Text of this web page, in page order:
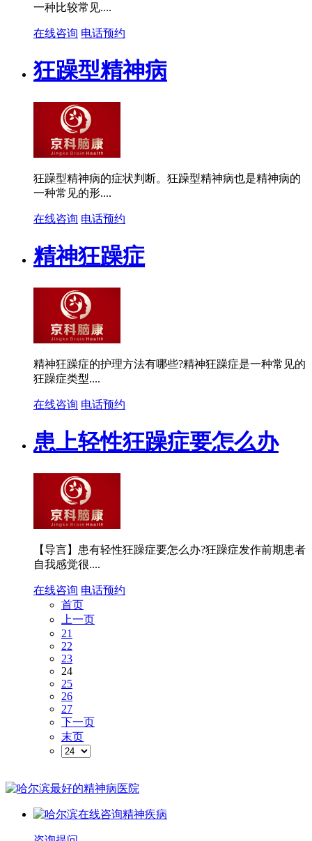
一种比较常见....
在线咨询 电话预约
狂躁型精神病
狂躁型精神病的症状判断。狂躁型精神病也是精神病的
一种常见的形....
在线咨询 电话预约
精神狂躁症
精神狂躁症的护理方法有哪些?精神狂躁症是一种常见的
狂躁症类型....
在线咨询 电话预约
患上轻性狂躁症要怎么办
【导言】患有轻性狂躁症要怎么办?狂躁症发作前期患者
自我感觉很....
在线咨询 电话预约
首页
上一页
21
22
23
24
25
26
27
下一页
末页